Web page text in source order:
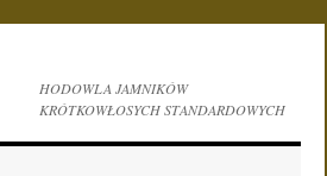
HODOWLA JAMNIKÓW
KRÓTKOWŁOSYCH STANDARDOWYCH